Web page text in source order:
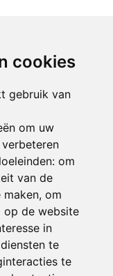
cookies
gebruik van
om uw
om
van de
, om
op de website
in
te
te